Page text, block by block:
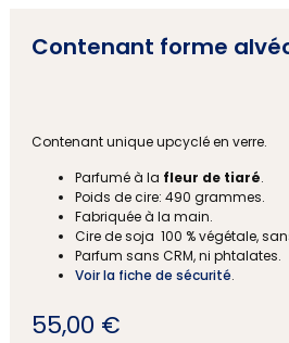
Contenant forme
Contenant unique upcyclé en verre.
Parfumé à la fleur de tiaré.
Poids de cire: 490 grammes.
Fabriquée à la main.
Cire de soja 100 % végétale,
Parfum sans CRM, ni phtalates.
Voir la fiche de sécurité.
55,00 €